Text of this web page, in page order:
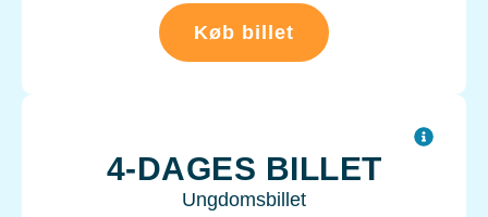
Køb billet
4-DAGES BILLET
Ungdomsbillet